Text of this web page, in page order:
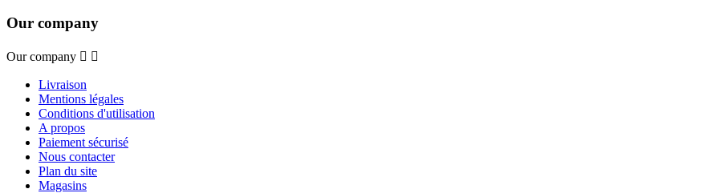
Our company
Our company  
Livraison
Mentions légales
Conditions d'utilisation
A propos
Paiement sécurisé
Nous contacter
Plan du site
Magasins